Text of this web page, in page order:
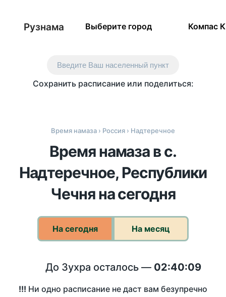
Рузнама Выберите город Компас
Введите Ваш населенный пункт
Сохранить расписание или поделиться:
Время намаза › Россия › Надтеречное
Время намаза в с.
Надтеречное, Республики
Чечня на сегодня
На сегодня На месяц
До Зухра осталось — 02:40:09
!!! Ни одно расписание не даст вам безупречно